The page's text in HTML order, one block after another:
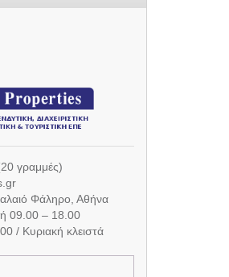
γραμμές)
Φάληρο, Αθήνα
09.00 – 18.00
/ Κυριακή κλειστά